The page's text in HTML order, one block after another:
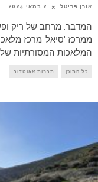
אורן פריטל 2 במאי 2024
המדבר: מרחב של ריק
ממרכז 'סיאל-מרכז
המלאכות המסורתיות
כל התוכן תרבות אאוטדור